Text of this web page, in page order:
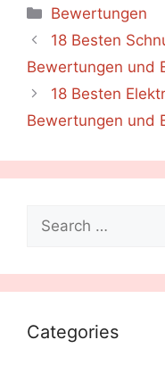
Categories
Bewertungen
18 Besten
Bewertungen und
18 Besten
Bewertungen und
Search
for:
Categories